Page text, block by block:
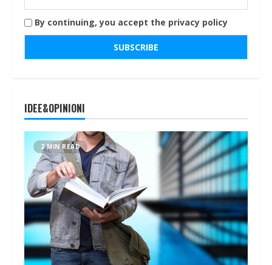
By continuing, you accept the privacy policy
IDEE&OPINIONI
2 MIN READ